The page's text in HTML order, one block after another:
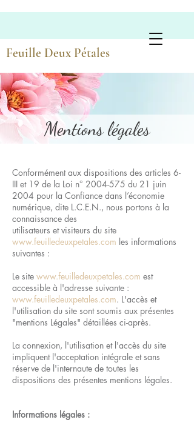
Feuille Deux Pétales
Mentions légales
Conformément aux dispositions des articles 6-
III et 19 de la Loi n° 2004-575 du 21 juin
2004 pour la Confiance dans l’économie
numérique, dite L.C.E.N., nous portons à la
connaissance des
utilisateurs et visiteurs du site
www.feuilledeuxpetales.com les informations
suivantes :
Le site www.feuilledeuxpetales.com est
accessible à l'adresse suivante :
www.feuilledeuxpetales.com. L'accès et
l'utilisation du site sont soumis aux présentes
"mentions Légales" détaillées ci-après.
La connexion, l'utilisation et l'accès du site
impliquent l'acceptation intégrale et sans
réserve de l'internaute de toutes les
dispositions des présentes mentions légales.
Informations légales :